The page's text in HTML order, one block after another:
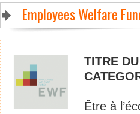
Employees Welfare
TITRE
Être à